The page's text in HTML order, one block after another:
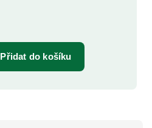
Přidat do košíku